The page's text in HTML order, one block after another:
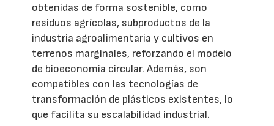
obtenidas de forma sostenible, como
residuos agrícolas, subproductos de la
industria agroalimentaria y cultivos en
terrenos marginales, reforzando el modelo
de bioeconomía circular. Además, son
compatibles con las tecnologías de
transformación de plásticos existentes, lo
que facilita su escalabilidad industrial.